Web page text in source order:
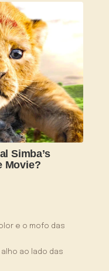
e o mofo das
ao lado das